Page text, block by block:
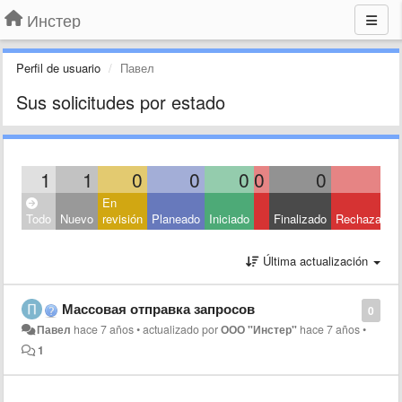
Инстер
Perfil de usuario Павел
Sus solicitudes por estado
1 1 0 0 0 0 0
Todo Nuevo
En
revisión Planeado Iniciado Finalizado Rechazado
Última actualización
0
Массовая отправка запросов
Павел hace 7 años•actualizado porООО "Инстер" hace 7 años•
1